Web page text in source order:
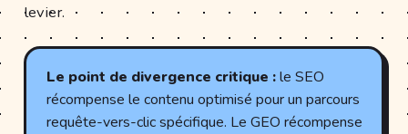
levier.
Le point de divergence critique :le SEO
récompense le contenu optimisé pour un parcours
requête-vers-clic spécifique. Le GEO récompense